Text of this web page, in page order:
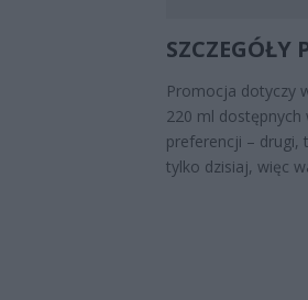
SZCZEGÓŁY
Promocja dotyczy
220 ml dostępnych
preferencji – drugi,
tylko dzisiaj, więc